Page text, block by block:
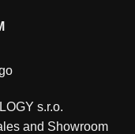
s.r.o.
and Showroom